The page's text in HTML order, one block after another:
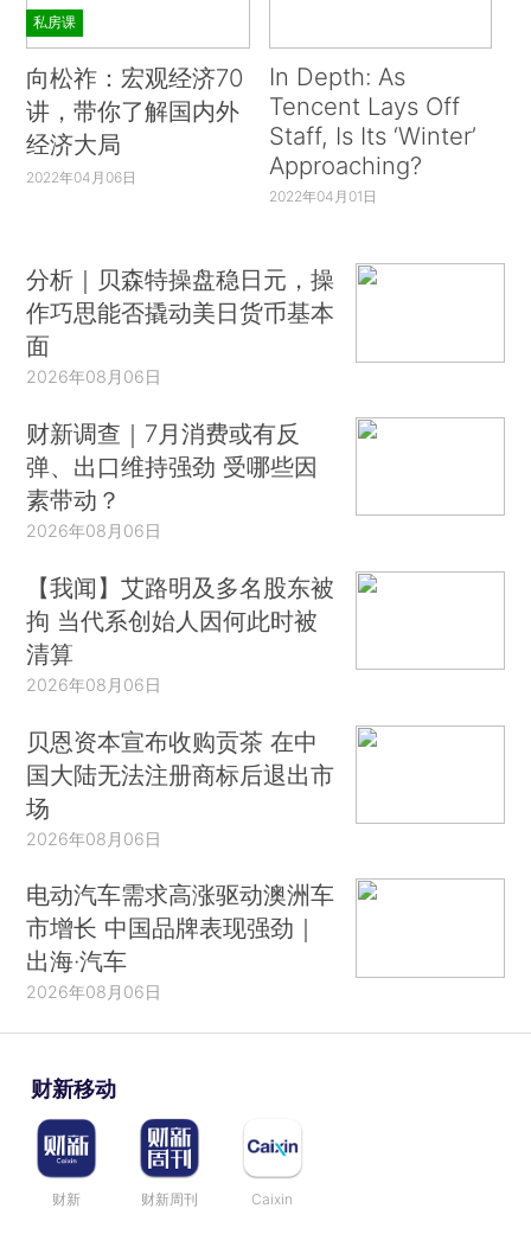
私房课
向松祚：宏观经济70
讲，带你了解国内外
经济大局
2022年04月06日
In Depth: As
Tencent Lays Off
Staff, Is Its ‘Winter’
Approaching?
2022年04月01日
分析｜贝森特操盘稳日元，操
作巧思能否撬动美日货币基本
面
2026年08月06日
财新调查｜7月消费或有反
弹、出口维持强劲 受哪些因
素带动？
2026年08月06日
【我闻】艾路明及多名股东被
拘 当代系创始人因何此时被
清算
2026年08月06日
贝恩资本宣布收购贡茶 在中
国大陆无法注册商标后退出市
场
2026年08月06日
电动汽车需求高涨驱动澳洲车
市增长 中国品牌表现强劲｜
出海·汽车
2026年08月06日
财新移动
财新 财新周刊 Caixin